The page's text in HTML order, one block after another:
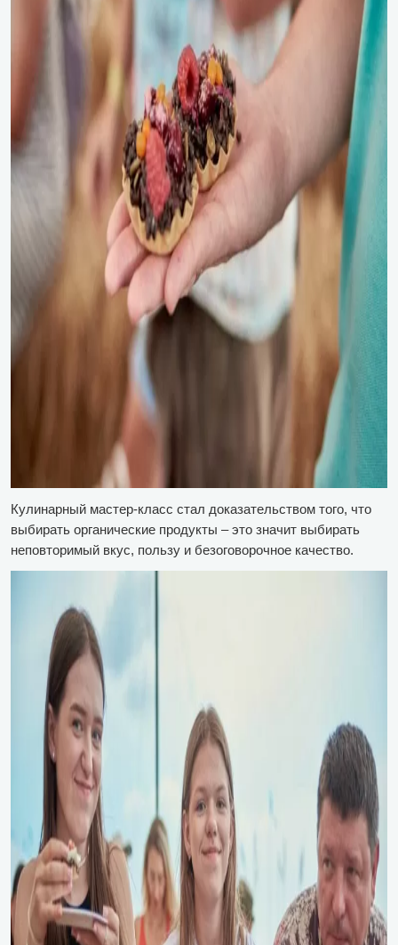
Кулинарный мастер-класс стал доказательством того, что
выбирать органические продукты – это значит выбирать
неповторимый вкус, пользу и безоговорочное качество.